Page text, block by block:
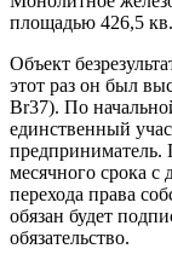
площадью 426,5
Объект
этот раз он был
Br37). По
единственный
предприниматель.
месячного срока с
перехода права
обязан будет
обязательство.